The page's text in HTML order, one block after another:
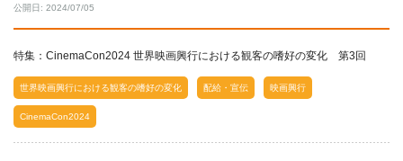
公開日: 2024/07/05
特集：CinemaCon2024 世界映画興行における観客の嗜好の変化 第3回
世界映画興行における観客の嗜好の変化 配給・宣伝 映画興行
CinemaCon2024